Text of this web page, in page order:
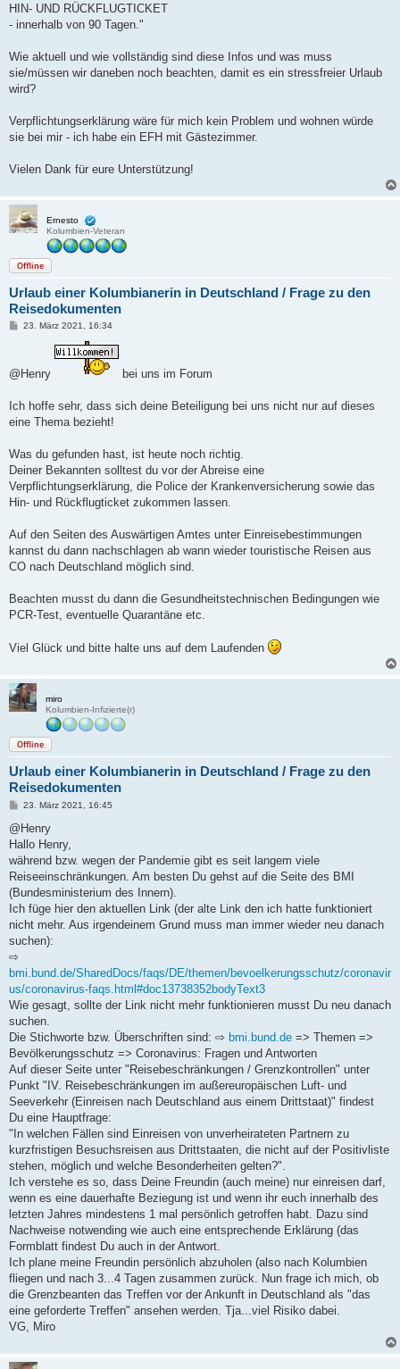
HIN- UND RÜCKFLUGTICKET
- innerhalb von 90 Tagen."
Wie aktuell und wie vollständig sind diese Infos und was muss
sie/müssen wir daneben noch beachten, damit es ein stressfreier Urlaub
wird?
Verpflichtungserklärung wäre für mich kein Problem und wohnen würde
sie bei mir - ich habe ein EFH mit Gästezimmer.
Vielen Dank für eure Unterstützung!
Ernesto
Kolumbien-Veteran
Offline
Urlaub einer Kolumbianerin in Deutschland / Frage zu den
Reisedokumenten
B
r
a
23. März 2021, 16:34
@Henry bei uns im Forum
Ich hoffe sehr, dass sich deine Beteiligung bei uns nicht nur auf dieses
eine Thema bezieht!
Was du gefunden hast, ist heute noch richtig.
Deiner Bekannten solltest du vor der Abreise eine
Verpflichtungserklärung, die Police der Krankenversicherung sowie das
Hin- und Rückflugticket zukommen lassen.
Auf den Seiten des Auswärtigen Amtes unter Einreisebestimmungen
kannst du dann nachschlagen ab wann wieder touristische Reisen aus
CO nach Deutschland möglich sind.
Beachten musst du dann die Gesundheitstechnischen Bedingungen wie
PCR-Test, eventuelle Quarantäne etc.
Viel Glück und bitte halte uns auf dem Laufenden
miro
Kolumbien-Infizierte(r)
Offline
Urlaub einer Kolumbianerin in Deutschland / Frage zu den
Reisedokumenten
B
i
r
a
23. März 2021, 16:45
@Henry
Hallo Henry,
während bzw. wegen der Pandemie gibt es seit langem viele
Reiseeinschränkungen. Am besten Du gehst auf die Seite des BMI
(Bundesministerium des Innern).
Ich füge hier den aktuellen Link (der alte Link den ich hatte funktioniert
nicht mehr. Aus irgendeinem Grund muss man immer wieder neu danach
suchen):
⇨
bmi.bund.de/SharedDocs/faqs/DE/themen/bevoelkerungsschutz/coronavir
us/coronavirus-faqs.html#doc13738352bodyText3
Wie gesagt, sollte der Link nicht mehr funktionieren musst Du neu danach
suchen.
Die Stichworte bzw. Überschriften sind: ⇨ bmi.bund.de => Themen =>
Bevölkerungsschutz => Coronavirus: Fragen und Antworten
Auf dieser Seite unter "Reisebeschränkungen / Grenzkontrollen" unter
Punkt "IV. Reisebeschränkungen im außereuropäischen Luft- und
Seeverkehr (Einreisen nach Deutschland aus einem Drittstaat)" findest
Du eine Hauptfrage:
"In welchen Fällen sind Einreisen von unverheirateten Partnern zu
kurzfristigen Besuchsreisen aus Drittstaaten, die nicht auf der Positivliste
stehen, möglich und welche Besonderheiten gelten?".
Ich verstehe es so, dass Deine Freundin (auch meine) nur einreisen darf,
wenn es eine dauerhafte Beziegung ist und wenn ihr euch innerhalb des
letzten Jahres mindestens 1 mal persönlich getroffen habt. Dazu sind
Nachweise notwending wie auch eine entsprechende Erklärung (das
Formblatt findest Du auch in der Antwort.
Ich plane meine Freundin persönlich abzuholen (also nach Kolumbien
fliegen und nach 3...4 Tagen zusammen zurück. Nun frage ich mich, ob
die Grenzbeanten das Treffen vor der Ankunft in Deutschland als "das
eine geforderte Treffen" ansehen werden. Tja...viel Risiko dabei.
VG, Miro